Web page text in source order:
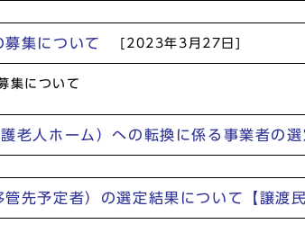
募集について [2023年3月27日]
集について
老人ホーム）への転換に係る事業者の
先予定者）の選定結果について【譲渡民